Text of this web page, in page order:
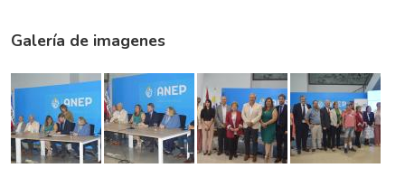
Galería de imagenes